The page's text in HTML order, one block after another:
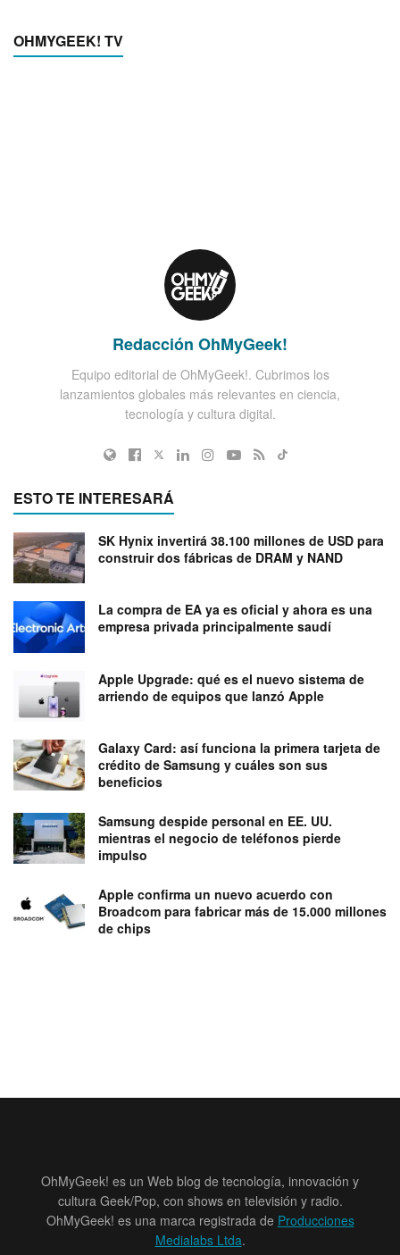
OHMYGEEK! TV
Redacción OhMyGeek!
Equipo editorial de OhMyGeek!. Cubrimos los
lanzamientos globales más relevantes en ciencia,
tecnología y cultura digital.
ESTO TE INTERESARÁ
SK Hynix invertirá 38.100 millones de USD para
construir dos fábricas de DRAM y NAND
La compra de EA ya es oficial y ahora es una
empresa privada principalmente saudí
Apple Upgrade: qué es el nuevo sistema de
arriendo de equipos que lanzó Apple
Galaxy Card: así funciona la primera tarjeta de
crédito de Samsung y cuáles son sus
beneficios
Samsung despide personal en EE. UU.
mientras el negocio de teléfonos pierde
impulso
Apple confirma un nuevo acuerdo con
Broadcom para fabricar más de 15.000 millones
de chips
OhMyGeek! es un Web blog de tecnología, innovación y
cultura Geek/Pop, con shows en televisión y radio.
OhMyGeek! es una marca registrada de Producciones
Medialabs Ltda.